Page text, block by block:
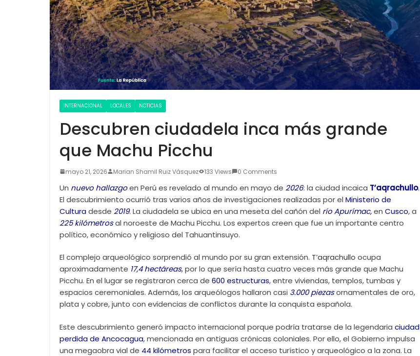
INTERNACIONAL LOCALES NOTICIAS
Descubren ciudadela inca más grande
que Machu Picchu
mayo 21, 2026 Marian Shamil Ruiz Vásquez 133 Views 0 Comments
Un nuevo hallazgoen Perú es revelado al mundo en mayo de 2026: la ciudad incaica T’aqrachullo.
El descubrimiento ocurrió tras varios años de investigaciones realizadas por el Ministerio de
Culturadesde 2019. La ciudadela se ubica en una meseta del cañón del río Apurímac,en Cusco, a
225 kilómetrosal noroeste de Machu Picchu. Los expertos creen que fue un importante centro
político, económico y religioso del Tahuantinsuyo.
El complejo arqueológico sorprendió al mundo por su gran extensión. T’aqrachullo ocupa
aproximadamente 17,4 hectáreas, por lo que sería hasta cuatro veces más grande que Machu
Picchu. En el lugar se registraron cerca de 600 estructuras, entre viviendas, templos, tumbas y
espacios ceremoniales. Además, los arqueólogos hallaron casi 3.000 piezasornamentales de oro,
plata y cobre, junto con evidencias de conflictos durante la conquista española.
Este descubrimiento generó impacto internacional porque podría tratarse de la legendaria ciudad
perdida de Ancocagua, mencionada en antiguas crónicas coloniales. Por ello, el Gobierno impulsa
una megaobra vial de 44 kilómetros para facilitar el acceso turístico y arqueológico a la zona. La